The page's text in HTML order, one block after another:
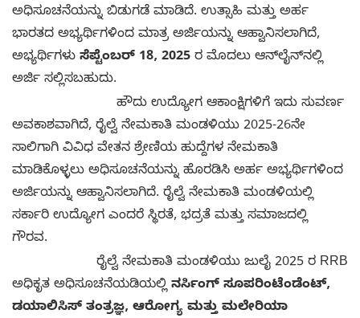
ಅಧಿಸೂಚನೆಯನ್ನು ಬಿಡುಗಡೆ ಮಾಡಿದೆ. ಉತ್ಸಾಹಿ ಮತ್ತು ಅರ್ಹ
ಭಾರತದ ಅಭ್ಯರ್ಥಿಗಳಿಂದ ಮಾತ್ರ ಅರ್ಜಿಯನ್ನು ಆಹ್ವಾನಿಸಲಾಗಿದೆ,
ಅಭ್ಯರ್ಥಿಗಳು ಸೆಪ್ಟೆಂಬರ್ 18, 2025 ರ ಮೊದಲು ಆನ್‌ಲೈನ್‌ನಲ್ಲಿ
ಅರ್ಜಿ ಸಲ್ಲಿಸಬಹುದು.
ಹೌದು ಉದ್ಯೋಗ ಆಕಾಂಕ್ಷಿಗಳಿಗೆ ಇದು ಸುವರ್ಣ
ಅವಕಾಶವಾಗಿದೆ, ರೈಲ್ವೆ ನೇಮಕಾತಿ ಮಂಡಳಿಯು 2025-26ನೇ
ಸಾಲಿಗಾಗಿ ವಿವಿಧ ವೇತನ ಶ್ರೇಣಿಯ ಹುದ್ದೆಗಳ ನೇಮಕಾತಿ
ಮಾಡಿಕೊಳ್ಳಲು ಅಧಿಸೂಚನೆಯನ್ನು ಹೊರಡಿಸಿ ಅರ್ಹ ಅಭ್ಯರ್ಥಿಗಳಿಂದ
ಅರ್ಜಿಯನ್ನು ಆಹ್ವಾನಿಸಲಾಗಿದೆ. ರೈಲ್ವೆ ನೇಮಕಾತಿ ಮಂಡಳಿಯಲ್ಲಿ
ಸರ್ಕಾರಿ ಉದ್ಯೋಗ ಎಂದರೆ ಸ್ಥಿರತೆ, ಭದ್ರತೆ ಮತ್ತು ಸಮಾಜದಲ್ಲಿ
ಗೌರವ.
ರೈಲ್ವೆ ನೇಮಕಾತಿ ಮಂಡಳಿಯು ಜುಲೈ 2025 ರ RRB
ಅಧಿಕೃತ ಅಧಿಸೂಚನೆಯಡಿಯಲ್ಲಿನರ್ಸಿಂಗ್ ಸೂಪರಿಂಟೆಂಡೆಂಟ್,
ಡಯಾಲಿಸಿಸ್ ತಂತ್ರಜ್ಞ, ಆರೋಗ್ಯ ಮತ್ತು ಮಲೇರಿಯಾ